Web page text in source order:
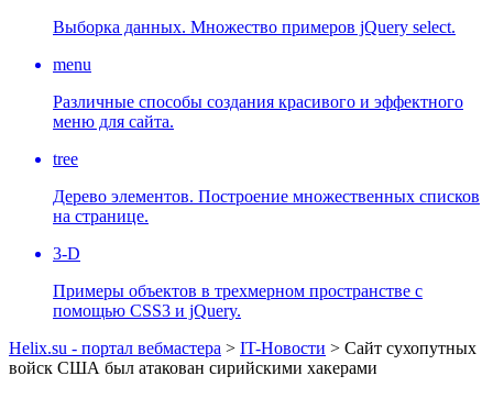
Выборка данных. Множество примеров jQuery select.
menu
Различные способы создания красивого и эффектного
меню для сайта.
tree
Дерево элементов. Построение множественных списков
на странице.
3-D
Примеры объектов в трехмерном пространстве с
помощью CSS3 и jQuery.
Helix.su - портал вебмастера > IT-Новости > Сайт сухопутных
войск США был атакован сирийскими хакерами